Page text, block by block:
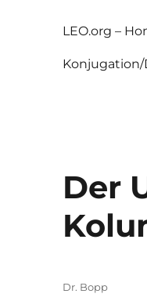
LEO.org –
Der
Autor
Dr. Bopp